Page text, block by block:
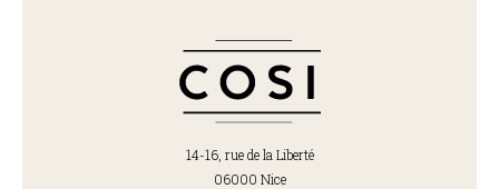
14-16, rue de la Liberté
06000 Nice